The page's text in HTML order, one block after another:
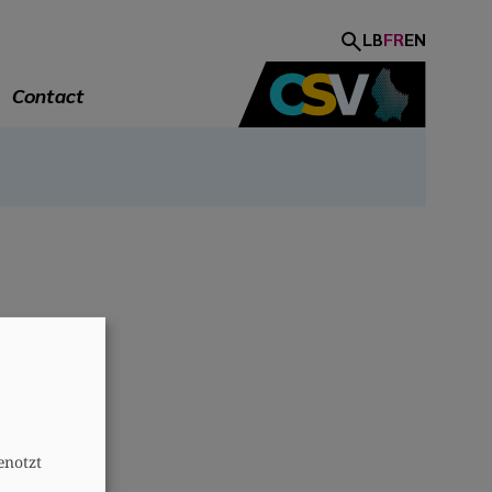
LBFREN
Contact